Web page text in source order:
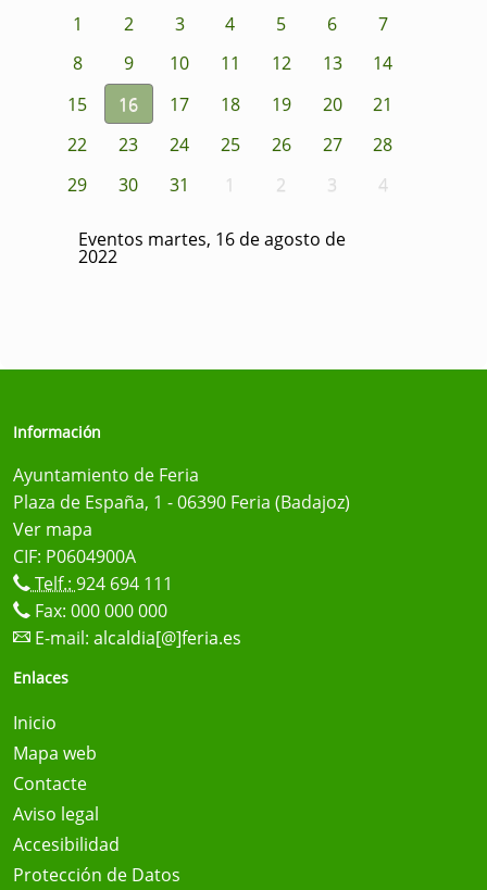
1 2 3 4 5 6
7
8
9 10 11 12 13
14
15
16 17 18 19 20
21
22
23 24 25 26 27
28
29
30 31 1 2 3 4
Eventos martes, 16 de agosto de
2022
Información
Ayuntamiento de Feria
Plaza de España, 1 - 06390 Feria (Badajoz)
Ver mapa
CIF: P0604900A
Telf.: 924 694 111
Fax: 000 000 000
E-mail: alcaldia[@]feria.es
Enlaces
Inicio
Mapa web
Contacte
Aviso legal
Accesibilidad
Protección de Datos